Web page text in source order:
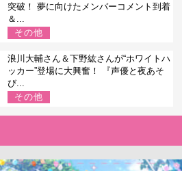
突破！ 夢に向けたメンバーコメント到着
＆...
その他
浪川大輔さん＆下野紘さんが“ホワイトハ
ッカー”登場に大興奮！ 『声優と夜あそ
び...
その他